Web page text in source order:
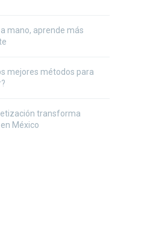
mano, aprende más
mejores métodos para
transforma
México